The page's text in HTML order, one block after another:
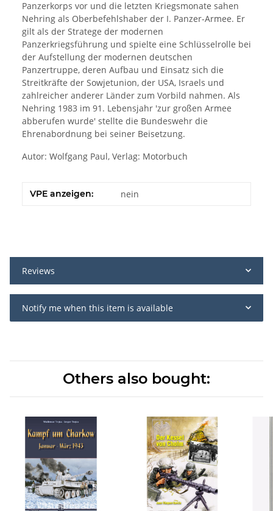
Panzerkorps vor und die letzten Kriegsmonate sahen
Nehring als Oberbefehlshaber der I. Panzer-Armee. Er
gilt als der Stratege der modernen
Panzerkriegsführung und spielte eine Schlüsselrolle bei
der Aufstellung der modernen deutschen
Panzertruppe, deren Aufbau und Einsatz sich die
Streitkräfte der Sowjetunion, der USA, Israels und
zahlreicher anderer Länder zum Vorbild nahmen. Als
Nehring 1983 im 91. Lebensjahr 'zur großen Armee
abberufen wurde' stellte die Bundeswehr die
Ehrenabordnung bei seiner Beisetzung.
Autor: Wolfgang Paul, Verlag: Motorbuch
VPE anzeigen: nein
Reviews
Notify me when this item is available
Others also bought: